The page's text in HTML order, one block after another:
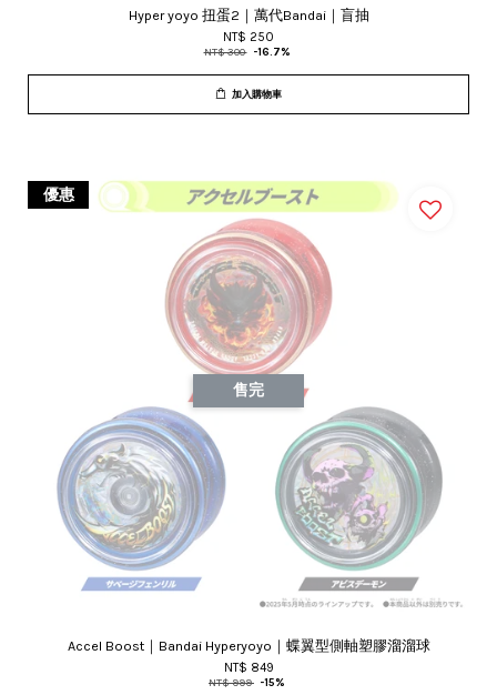
Hyper yoyo 扭蛋2｜萬代Bandai｜盲抽
NT$ 250
NT$ 300 -16.7%
加入購物車
優惠
售完
Accel Boost｜Bandai Hyperyoyo｜蝶翼型側軸塑膠溜溜球
NT$ 849
NT$ 999 -15%